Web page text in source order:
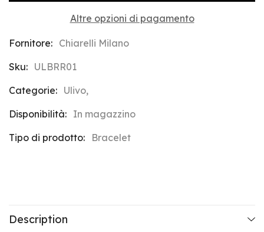
Altre opzioni di pagamento
Fornitore: Chiarelli Milano
Sku: ULBRR01
Categorie: Ulivo,
Disponibilità: In magazzino
Tipo di prodotto:
Bracelet
Description